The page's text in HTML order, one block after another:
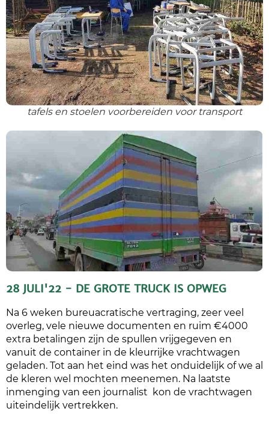
tafels en stoelen voorbereiden voor transport
28 JULI'22 - DE GROTE TRUCK IS OPWEG
Na 6 weken bureuacratische vertraging, zeer veel
overleg, vele nieuwe documenten en ruim €4000
extra betalingen zijn de spullen vrijgegeven en
vanuit de container in de kleurrijke vrachtwagen
geladen. Tot aan het eind was het onduidelijk of we al
de kleren wel mochten meenemen. Na laatste
inmenging van een journalist kon de vrachtwagen
uiteindelijk vertrekken.